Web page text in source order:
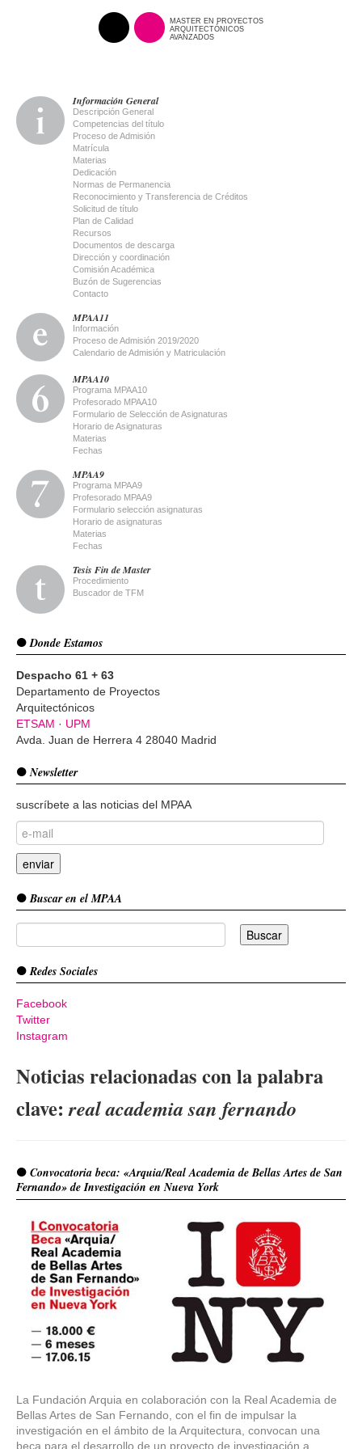
MASTER EN PROYECTOS
ARQUITECTÓNICOS
AVANZADOS
Información General
Descripción General
Competencias del título
Proceso de Admisión
Matrícula
Materias
Dedicación
Normas de Permanencia
Reconocimiento y Transferencia de Créditos
Solicitud de título
Plan de Calidad
Recursos
Documentos de descarga
Dirección y coordinación
Comisión Académica
Buzón de Sugerencias
Contacto
MPAA11
Información
Proceso de Admisión 2019/2020
Calendario de Admisión y Matriculación
MPAA10
Programa MPAA10
Profesorado MPAA10
Formulario de Selección de Asignaturas
Horario de Asignaturas
Materias
Fechas
MPAA9
Programa MPAA9
Profesorado MPAA9
Formulario selección asignaturas
Horario de asignaturas
Materias
Fechas
Tesis Fin de Master
Procedimiento
Buscador de TFM
Donde Estamos
Despacho 61 + 63
Departamento de Proyectos
Arquitectónicos
ETSAM · UPM
Avda. Juan de Herrera 4 28040 Madrid
Newsletter
suscríbete a las noticias del MPAA
Buscar en el MPAA
Redes Sociales
Facebook
Twitter
Instagram
Noticias relacionadas con la palabra
clave:real academia san fernando
Convocatoria beca: «Arquia/Real Academia de Bellas Artes de San
Fernando» de Investigación en Nueva York
La Fundación Arquia en colaboración con la Real Academia de
Bellas Artes de San Fernando, con el fin de impulsar la
investigación en el ámbito de la Arquitectura, convocan una
beca para el desarrollo de un proyecto de investigación a